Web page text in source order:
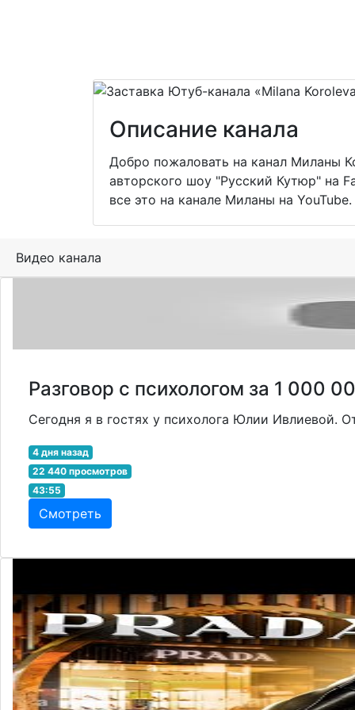
Описание канала
Добро пожаловать на канал Миланы
авторского шоу "Русский Кутюр" на
все это на канале Миланы на
Видео канала
Разговор с психологом за 1 000
Сегодня я в гостях у психолога Юлии Ивлиевой.
4 дня назад
22 440 просмотров
43:55
Смотреть